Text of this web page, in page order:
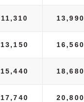
11,310 13,990
13,150 16,560
15,440 18,680
17,740 20,800